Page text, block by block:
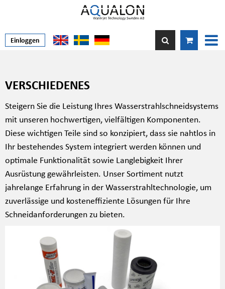
Einloggen
VERSCHIEDENES
Steigern Sie die Leistung Ihres Wasserstrahlschneidsystems
mit unseren hochwertigen, vielfältigen Komponenten.
Diese wichtigen Teile sind so konzipiert, dass sie nahtlos in
Ihr bestehendes System integriert werden können und
optimale Funktionalität sowie Langlebigkeit Ihrer
Ausrüstung gewährleisten. Unser Sortiment nutzt
jahrelange Erfahrung in der Wasserstrahltechnologie, um
zuverlässige und kosteneffiziente Lösungen für Ihre
Schneidanforderungen zu bieten.